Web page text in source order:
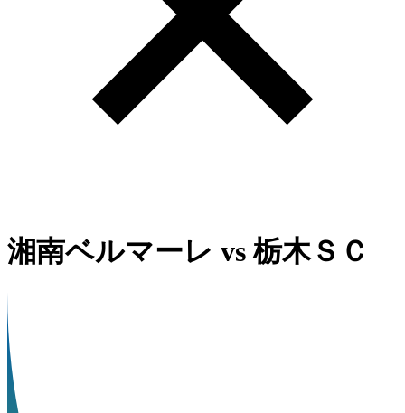
湘南ベルマーレ vs 栃木ＳＣ